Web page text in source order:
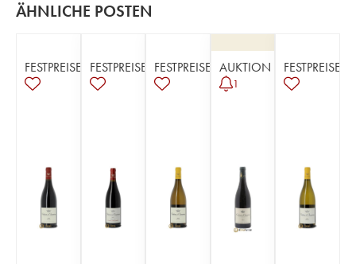
ÄHNLICHE POSTEN
FESTPREISE FESTPREISE FESTPREISE AUKTION
1
FESTPREISE